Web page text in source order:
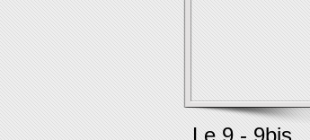
Le 9 - 9bis